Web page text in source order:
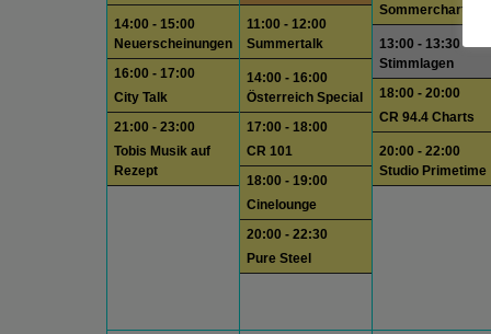
14:00 - 15:00
Neuerscheinungen
16:00 - 17:00
City Talk
21:00 - 23:00
Tobis Musik auf
Rezept
11:00 - 12:00
Summertalk
14:00 - 16:00
Österreich Special
17:00 - 18:00
CR 101
18:00 - 19:00
Cinelounge
20:00 - 22:30
Pure Steel
Sommercharts
13:00 - 13:30
Stimmlagen
18:00 - 20:00
CR 94.4 Charts
20:00 - 22:00
Studio Primetime